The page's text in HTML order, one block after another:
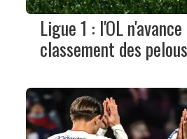
Ligue 1 : l'OL
classement des